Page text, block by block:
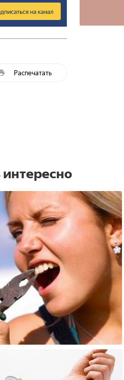
Распечатать